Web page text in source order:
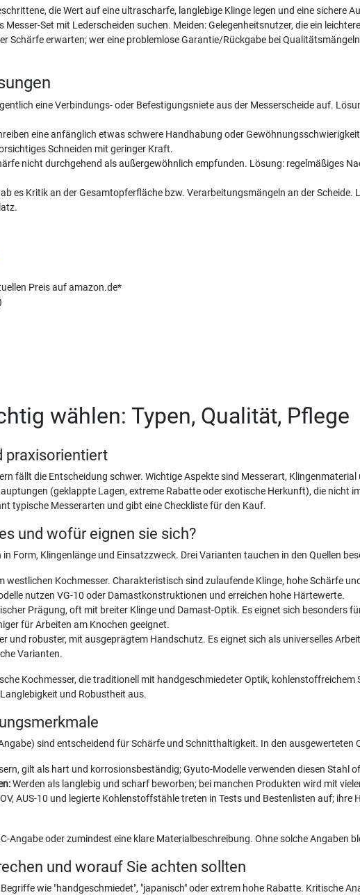
die Wert auf eine ultrascharfe, langlebige Klinge legen und eine sichere
Set mit Lederscheiden suchen. Meiden: Gelegenheitsnutzer, die ein
Schärfe erwarten; wer eine problemlose Garantie/Rückgabe bei
eine Verbindungs- oder Befestigungsniete aus der Messerscheide auf.
eine anfänglich etwas schwere Handhabung oder
Schneiden mit geringer Kraft.
nicht durchgehend als außergewöhnlich empfunden. Lösung: regelmäßiges
es Kritik an der Gesamtopferfläche bzw. Verarbeitungsmängeln an der Scheide.
Preis auf amazon.de*
wählen: Typen, Qualität, Pflege
praxisorientiert
fällt die Entscheidung schwer. Wichtige Aspekte sind Messerart,
(geklappte Lagen, extreme Rabatte oder exotische Herkunft), die nicht
typische Messerarten und gibt eine Checkliste für den Kauf.
und wofür eignen sie sich?
Form, Klingenlänge und Einsatzzweck. Drei Varianten tauchen in den Quellen
westlichen Kochmesser. Charakteristisch sind zulaufende Klinge, hohe Schärfe
nutzen VG-10 oder Damastkonstruktionen und erreichen hohe Härtewerte.
Prägung, oft mit breiter Klinge und Damast-Optik. Es eignet sich besonders
für Arbeiten am Knochen geeignet.
und robuster, mit ausgeprägtem Handschutz. Es eignet sich als universelles
Varianten.
Kochmesser, die traditionell mit handgeschmiedeter Optik,
und Robustheit aus.
sind entscheidend für Schärfe und Schnitthaltigkeit. In den
gilt als hart und korrosionsbeständig; Gyuto-Modelle verwenden diesen Stahl
Werden als langlebig und scharf beworben; bei manchen Produkten wird mit
AUS-10 und legierte Kohlenstoffstähle treten in Tests und Bestenlisten auf;
Angabe oder zumindest eine klare Materialbeschreibung. Ohne solche Angaben
und worauf Sie achten sollten
wie "handgeschmiedet", "japanisch" oder extrem hohe Rabatte. Kritische